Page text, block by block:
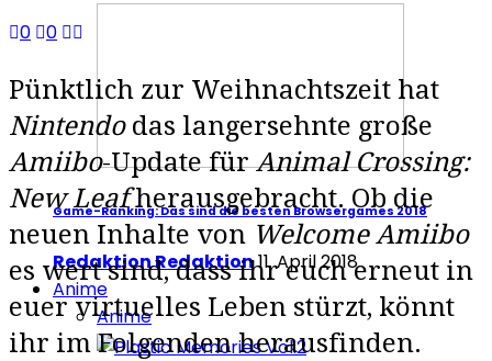
Game-Ranking: Das sind die besten Browsergames 2018
Redaktion Redaktion11. April 2018
Anime
Anime
0 0
Pünktlich zur Weihnachtszeit hat
Nintendodas langersehnte große
Amiibo-Update fürAnimal Crossing:
New Leafherausgebracht. Ob die
neuen Inhalte von Welcome Amiibo
es wert sind, dass ihr euch erneut in
euer virtuelles Leben stürzt, könnt
ihr im Folgenden herausfinden.